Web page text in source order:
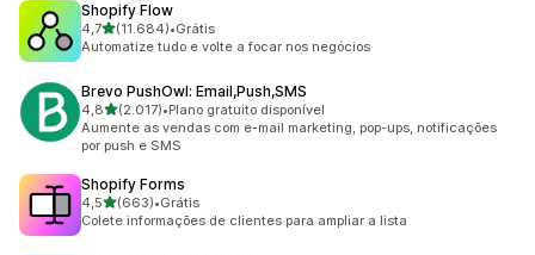
Shopify Flow
4,7de 5 estrelas
(11.684)
11684 avaliações ao todo
•Grátis
Automatize tudo e volte a focar nos negócios
Brevo PushOwl: Email,Push,SMS
4,8de 5 estrelas
(2.017)
2017 avaliações ao todo
•Plano gratuito disponível
Aumente as vendas com e-mail marketing, pop-ups, notificações
por push e SMS
Shopify Forms
4,5de 5 estrelas
(663)
663 avaliações ao todo
•Grátis
Colete informações de clientes para ampliar a lista